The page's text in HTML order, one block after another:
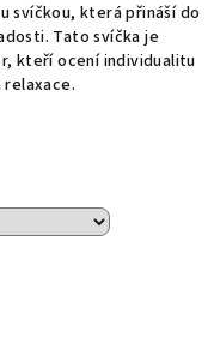
svíčkou, která přináší do
Tato svíčka je
kteří ocení individualitu